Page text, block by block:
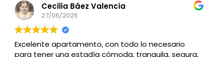
Cecilia Báez Valencia
27/06/2026
Excelente apartamento, con todo lo necesario
para tener una estadía cómoda, tranquila, segura,